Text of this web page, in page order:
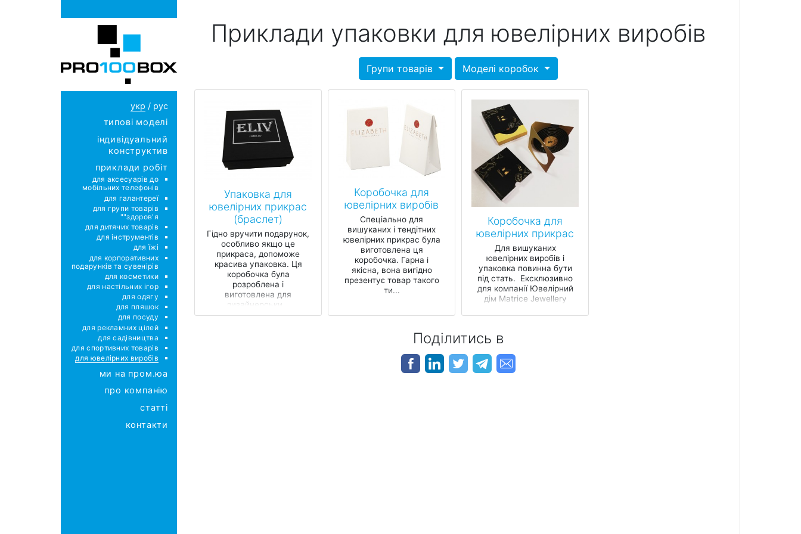
укр / рус
типові моделі
індивідуальний
конструктив
приклади робіт
для аксесуарів до
мобільних телефонів
для галантереї
для групи товарів
"здоров'я"
для дитячих товарів
для інструментів
для їжі
для корпоративних
подарунків та сувенірів
для косметики
для настільних ігор
для одягу
для пляшок
для посуду
для рекламних цілей
для садівництва
для спортивних товарів
для ювелірних виробів
ми на пром.юа
про компанію
статті
контакти
Приклади упаковки для ювелірних виробів
Групи товарів Моделі коробок
Упаковка для
ювелірних прикрас
(браслет)
Гідно вручити подарунок,
особливо якщо це
прикраса, допоможе
красива упаковка. Ця
коробочка була
розроблена і
виготовлена ​​для
дизайнерськи...
Коробочка для
ювелірних виробів
Спеціально для
вишуканих і тендітних
ювелірних прикрас була
виготовлена ця
коробочка. Гарна і
якісна, вона вигідно
презентує товар такого
ти...
Коробочка для
ювелірних прикрас
Для вишуканих
ювелірних виробів і
упаковка повинна бути
під стать. Ексклюзивно
для компанії Ювелірний
дім Matrice Jewellery
Поділитись в